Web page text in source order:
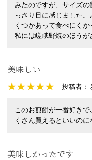
みたのですが、サイズ
っさり目に感じました
くつかあって食べにくか
私には嵯峨野焼のほうが
美味しい
投稿者：
このお煎餅が一番好き
くさん買えるといいのに
美味しかったです